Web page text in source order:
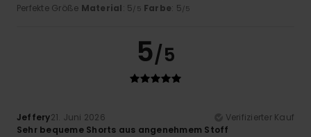
Perfekte Größe Material: 5/5 Farbe: 5/5
5/5
Jeffery21. Juni 2026
Verifizierter Kauf
Sehr bequeme Shorts aus angenehmem Stoff